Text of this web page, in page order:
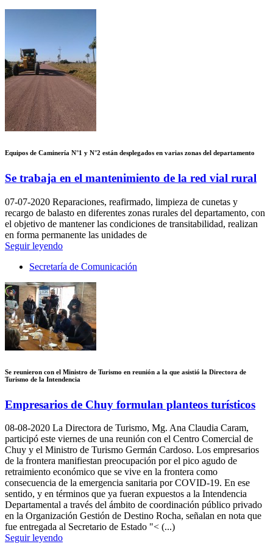
Equipos de Caminería N°1 y N°2 están desplegados en varias zonas del departamento
Se trabaja en el mantenimiento de la red vial rural
07-07-2020 Reparaciones, reafirmado, limpieza de cunetas y
recargo de balasto en diferentes zonas rurales del departamento, con
el objetivo de mantener las condiciones de transitabilidad, realizan
en forma permanente las unidades de
Seguir leyendo
Secretaría de Comunicación
Se reunieron con el Ministro de Turismo en reunión a la que asistió la Directora de
Turismo de la Intendencia
Empresarios de Chuy formulan planteos turísticos
08-08-2020 La Directora de Turismo, Mg. Ana Claudia Caram,
participó este viernes de una reunión con el Centro Comercial de
Chuy y el Ministro de Turismo Germán Cardoso. Los empresarios
de la frontera manifiestan preocupación por el pico agudo de
retraimiento económico que se vive en la frontera como
consecuencia de la emergencia sanitaria por COVID-19. En ese
sentido, y en términos que ya fueran expuestos a la Intendencia
Departamental a través del ámbito de coordinación público privado
en la Organización Gestión de Destino Rocha, señalan en nota que
fue entregada al Secretario de Estado "< (...)
Seguir leyendo